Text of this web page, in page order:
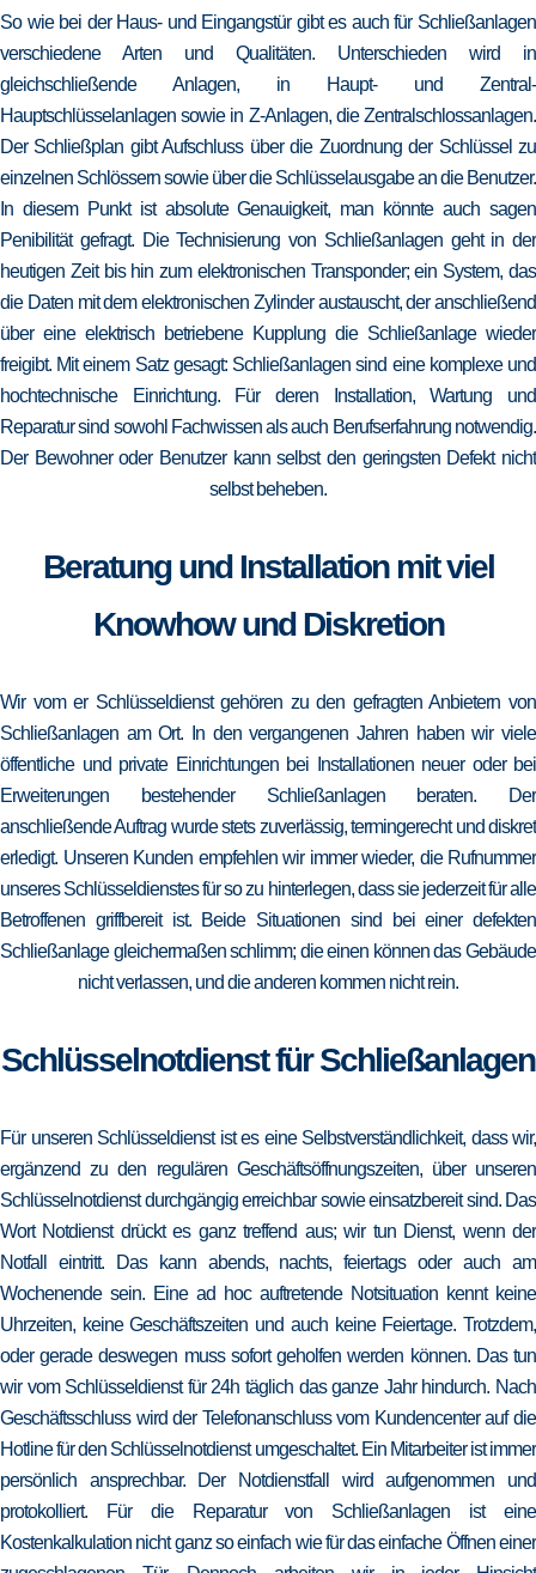
So wie bei der Haus- und Eingangstür gibt es auch für Schließanlagen
verschiedene Arten und Qualitäten. Unterschieden wird in
gleichschließende Anlagen, in Haupt- und Zentral-
Hauptschlüsselanlagen sowie in Z-Anlagen, die Zentralschlossanlagen.
Der Schließplan gibt Aufschluss über die Zuordnung der Schlüssel zu
einzelnen Schlössern sowie über die Schlüsselausgabe an die Benutzer.
In diesem Punkt ist absolute Genauigkeit, man könnte auch sagen
Penibilität gefragt. Die Technisierung von Schließanlagen geht in der
heutigen Zeit bis hin zum elektronischen Transponder; ein System, das
die Daten mit dem elektronischen Zylinder austauscht, der anschließend
über eine elektrisch betriebene Kupplung die Schließanlage wieder
freigibt. Mit einem Satz gesagt: Schließanlagen sind eine komplexe und
hochtechnische Einrichtung. Für deren Installation, Wartung und
Reparatur sind sowohl Fachwissen als auch Berufserfahrung notwendig.
Der Bewohner oder Benutzer kann selbst den geringsten Defekt nicht
selbst beheben.
Beratung und Installation mit viel
Knowhow und Diskretion
Wir vom er Schlüsseldienst gehören zu den gefragten Anbietern von
Schließanlagen am Ort. In den vergangenen Jahren haben wir viele
öffentliche und private Einrichtungen bei Installationen neuer oder bei
Erweiterungen bestehender Schließanlagen beraten. Der
anschließende Auftrag wurde stets zuverlässig, termingerecht und diskret
erledigt. Unseren Kunden empfehlen wir immer wieder, die Rufnummer
unseres Schlüsseldienstes für so zu hinterlegen, dass sie jederzeit für alle
Betroffenen griffbereit ist. Beide Situationen sind bei einer defekten
Schließanlage gleichermaßen schlimm; die einen können das Gebäude
nicht verlassen, und die anderen kommen nicht rein.
Schlüsselnotdienst für Schließanlagen
Für unseren Schlüsseldienst ist es eine Selbstverständlichkeit, dass wir,
ergänzend zu den regulären Geschäftsöffnungszeiten, über unseren
Schlüsselnotdienst durchgängig erreichbar sowie einsatzbereit sind. Das
Wort Notdienst drückt es ganz treffend aus; wir tun Dienst, wenn der
Notfall eintritt. Das kann abends, nachts, feiertags oder auch am
Wochenende sein. Eine ad hoc auftretende Notsituation kennt keine
Uhrzeiten, keine Geschäftszeiten und auch keine Feiertage. Trotzdem,
oder gerade deswegen muss sofort geholfen werden können. Das tun
wir vom Schlüsseldienst für 24h täglich das ganze Jahr hindurch. Nach
Geschäftsschluss wird der Telefonanschluss vom Kundencenter auf die
Hotline für den Schlüsselnotdienst umgeschaltet. Ein Mitarbeiter ist immer
persönlich ansprechbar. Der Notdienstfall wird aufgenommen und
protokolliert. Für die Reparatur von Schließanlagen ist eine
Kostenkalkulation nicht ganz so einfach wie für das einfache Öffnen einer